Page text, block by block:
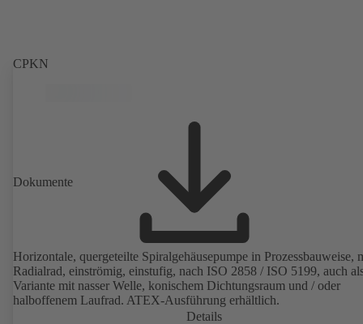
CPKN
Dokumente
Horizontale, quergeteilte Spiralgehäusepumpe in Prozessbauweise,
Radialrad, einströmig, einstufig, nach ISO 2858 / ISO 5199, auch
Variante mit nasser Welle, konischem Dichtungsraum und / oder
halboffenem Laufrad. ATEX-Ausführung erhältlich.
Details